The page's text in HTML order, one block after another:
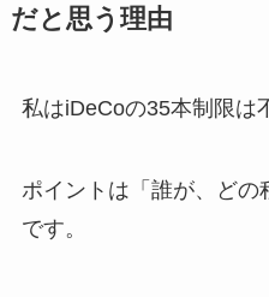
だと思う理由
私はiDeCoの35本制限は
ポイントは「誰が、どの
です。